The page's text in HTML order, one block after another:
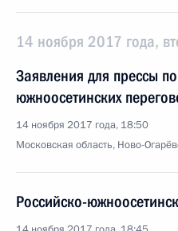
14 ноября 2017 года,
Заявления для прессы
южноосетинских
14 ноября 2017 года, 18:50
Московская область, Ново-
Российско-